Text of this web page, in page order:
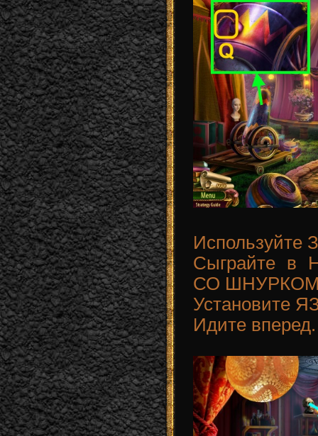
Сыграйте в
СО
Установите
Идите вперед.